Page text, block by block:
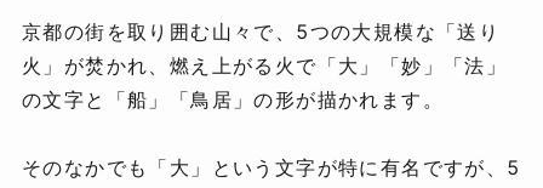
京都の街を取り囲む山々で、5つの大規模な「送り
火」が焚かれ、燃え上がる火で「大」「妙」「法」
の文字と「船」「鳥居」の形が描かれます。
そのなかでも「大」という文字が特に有名ですが、5